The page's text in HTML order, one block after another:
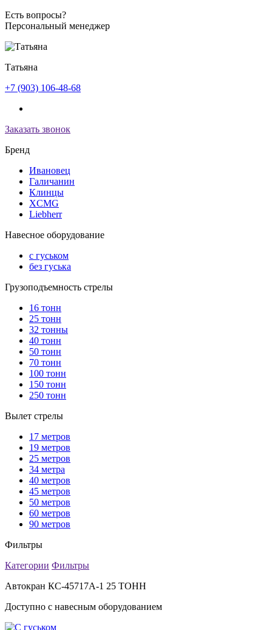
Есть вопросы?
Персональный менеджер
Татьяна
+7 (903) 106-48-68
Заказать звонок
Бренд
Ивановец
Галичанин
Клинцы
XCMG
Liebherr
Навесное оборудование
с гуськом
без гуська
Грузоподъемность стрелы
16 тонн
25 тонн
32 тонны
40 тонн
50 тонн
70 тонн
100 тонн
150 тонн
250 тонн
Вылет стрелы
17 метров
19 метров
25 метров
34 метра
40 метров
45 метров
50 метров
60 метров
90 метров
Фильтры
Категории Фильтры
Автокран КС-45717А-1 25 ТОНН
Доступно с навесным оборудованием